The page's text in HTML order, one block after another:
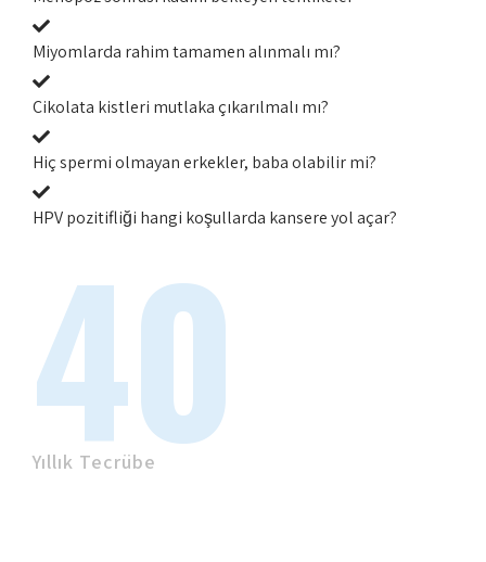
Miyomlarda rahim tamamen alınmalı mı?
Çikolata kistleri mutlaka çıkarılmalı mı?
Hiç spermi olmayan erkekler, baba olabilir mi?
HPV pozitifliği hangi koşullarda kansere yol açar?
40
Yıllık Tecrübe